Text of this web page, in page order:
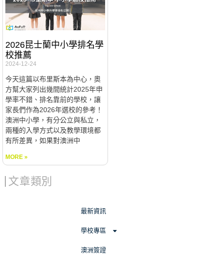
2026昆士蘭中小學排名學
校推薦
2024-12-24
今天這篇以布里斯本為中心，奧
方幫大家列出幾間統計2025年申
學率不錯、排名靠前的學校，讓
家長們作為2026年選校的參考！
澳洲中小學，有分公立與私立，
兩種的入學方式以及教學環境都
有所差異，如果對澳洲中
MORE »
文章類別
最新資訊
學校專區
澳洲簽證